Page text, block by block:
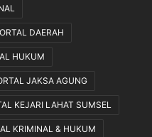
DAERAH
HUKUM
JAKSA AGUNG
KEJARI LAHAT SUMSEL
KRIMINAL & HUKUM